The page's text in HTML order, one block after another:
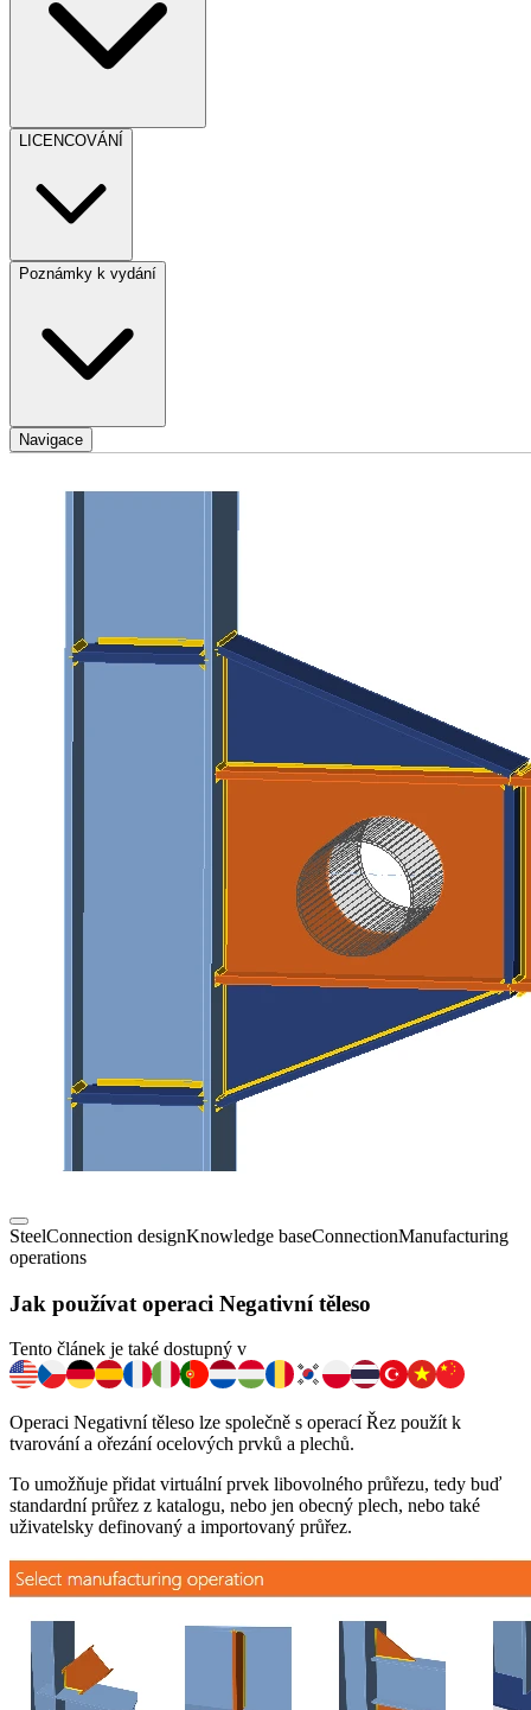
LICENCOVÁNÍ
Poznámky k vydání
Navigace
SteelConnection designKnowledge baseConnectionManufacturing
operations
Jak používat operaci Negativní těleso
Tento článek je také dostupný v
Operaci Negativní těleso lze společně s operací Řez použít k
tvarování a ořezání ocelových prvků a plechů.
To umožňuje přidat virtuální prvek libovolného průřezu, tedy buď
standardní průřez z katalogu, nebo jen obecný plech, nebo také
uživatelsky definovaný a importovaný průřez.